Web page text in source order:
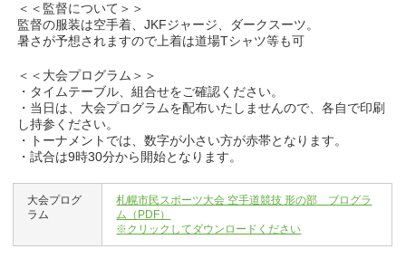
＜＜監督について＞＞
監督の服装は空手着、JKFジャージ、ダークスーツ。
暑さが予想されますので上着は道場Tシャツ等も可
＜＜大会プログラム＞＞
・タイムテーブル、組合せをご確認ください。
・当日は、大会プログラムを配布いたしませんので、各自で印刷
し持参ください。
・トーナメントでは、数字が小さい方が赤帯となります。
・試合は9時30分から開始となります。
大会プログ
ラム
札幌市民スポーツ大会 空手道競技 形の部 ブログラ
ム（PDF）
※クリックしてダウンロードください